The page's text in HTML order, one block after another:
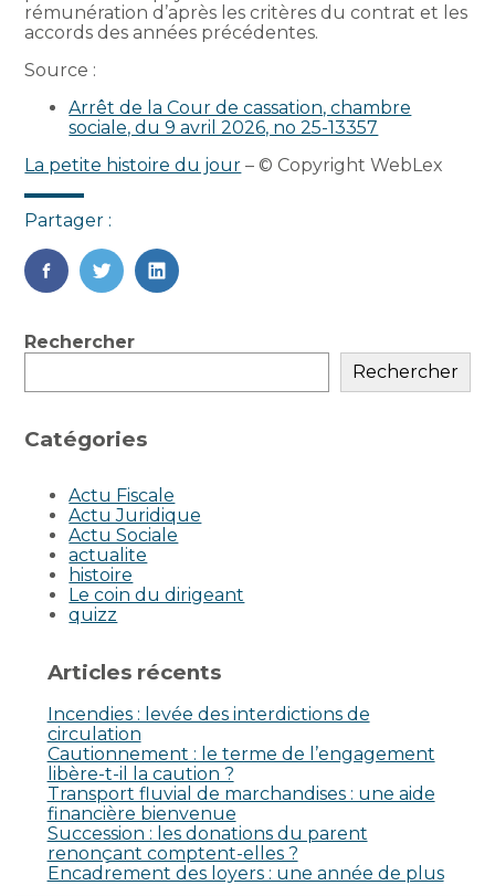
rémunération d’après les critères du contrat et les
accords des années précédentes.
Source :
Arrêt de la Cour de cassation, chambre
sociale, du 9 avril 2026, no 25-13357
La petite histoire du jour – © Copyright WebLex
Partager :
FaceBook
TwitterLinkedIn
Blog
Rechercher
Rechercher
Catégories
Actu Fiscale
Actu Juridique
Actu Sociale
actualite
histoire
Le coin du dirigeant
quizz
Articles récents
Incendies : levée des interdictions de
circulation
Cautionnement : le terme de l’engagement
libère-t-il la caution ?
Transport fluvial de marchandises : une aide
financière bienvenue
Succession : les donations du parent
renonçant comptent-elles ?
Encadrement des loyers : une année de plus